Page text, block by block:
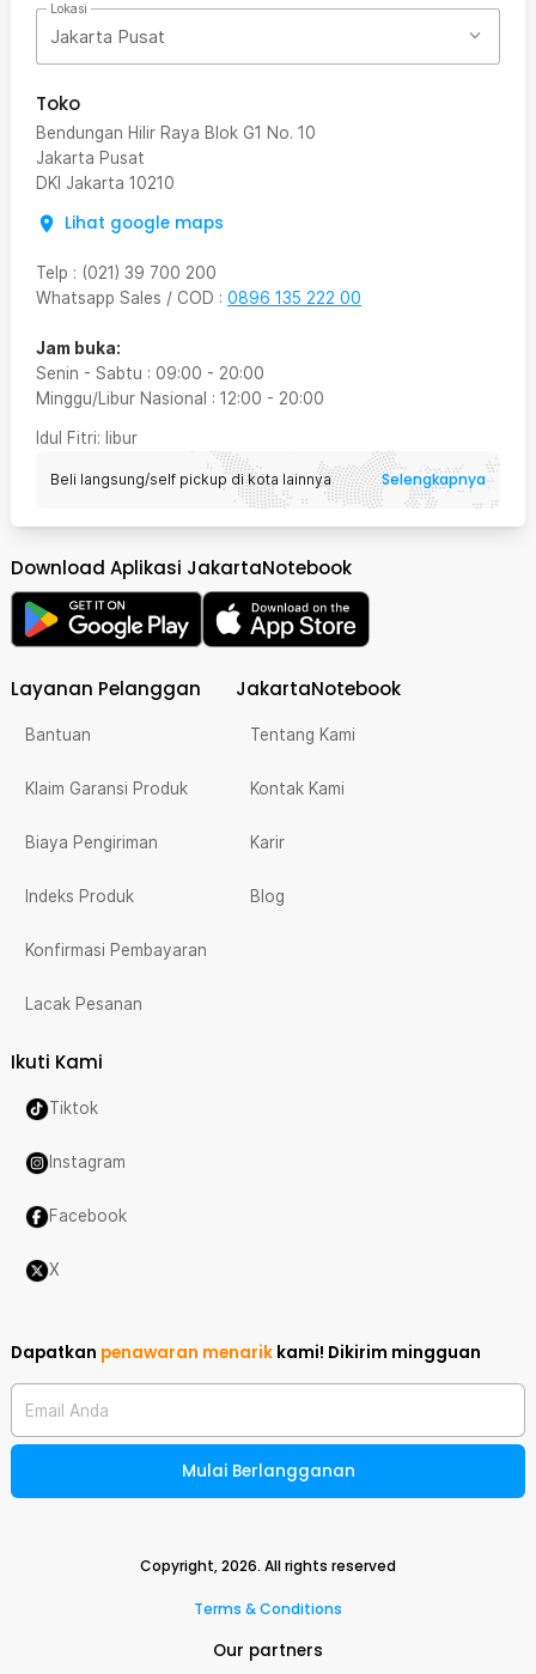
Lokasi
Jakarta Pusat
Toko
Bendungan Hilir Raya Blok G1 No. 10
Jakarta Pusat
DKI Jakarta 10210
Lihat google maps
Telp : (021) 39 700 200
Whatsapp Sales / COD : 0896 135 222 00
Jam buka:
Senin - Sabtu : 09:00 - 20:00
Minggu/Libur Nasional : 12:00 - 20:00
Idul Fitri: libur
Beli langsung/self pickup di kota lainnya Selengkapnya
Download Aplikasi JakartaNotebook
Layanan Pelanggan
Bantuan
Klaim Garansi Produk
Biaya Pengiriman
Indeks Produk
Konfirmasi Pembayaran
Lacak Pesanan
JakartaNotebook
Tentang Kami
Kontak Kami
Karir
Blog
Ikuti Kami
Tiktok
Instagram
Facebook
X
Dapatkan penawaran menarik kami! Dikirim mingguan
Email Anda
Mulai Berlangganan
Copyright,2026. All rights reserved
Terms & Conditions
Our partners